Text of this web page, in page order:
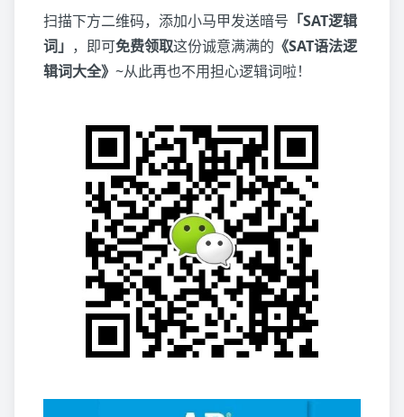
扫描下方二维码，添加小马甲发送暗号 「SAT逻辑
词」 ，即可免费领取这份诚意满满的 《SAT语法逻
辑词大全》 ~从此再也不用担心逻辑词啦！